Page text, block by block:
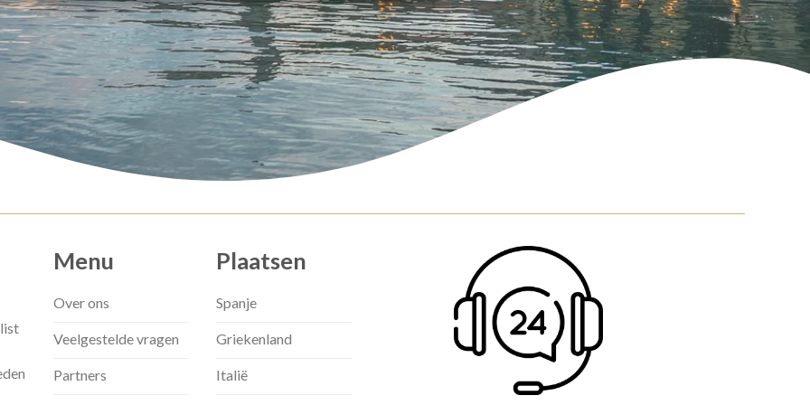
Menu
Over ons
Veelgestelde vragen
Partners
Plaatsen
Spanje
Griekenland
Italië